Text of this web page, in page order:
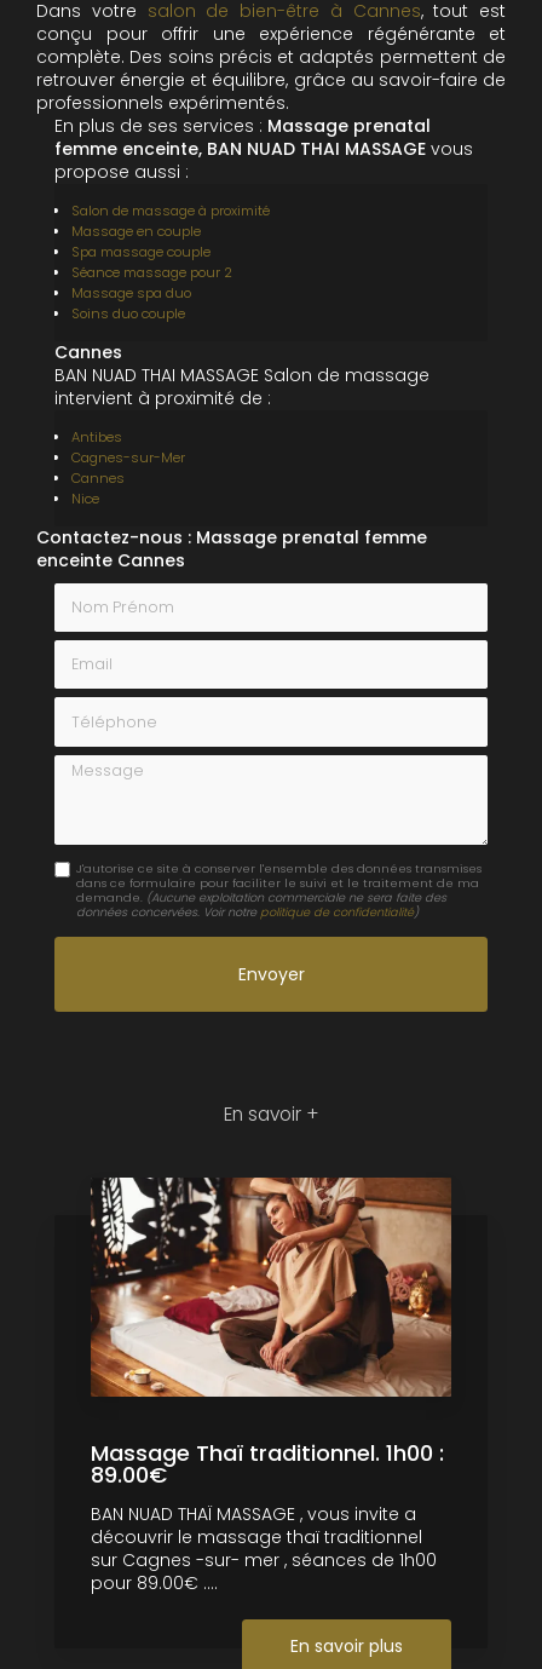
Dans votre salon de bien-être à Cannes, tout est
conçu pour offrir une expérience régénérante et
complète. Des soins précis et adaptés permettent de
retrouver énergie et équilibre, grâce au savoir-faire de
professionnels expérimentés.
En plus de ses services : Massage prenatal
femme enceinte, BAN NUAD THAI MASSAGE vous
propose aussi :
Salon de massage à proximité
Massage en couple
Spa massage couple
Séance massage pour 2
Massage spa duo
Soins duo couple
Cannes
BAN NUAD THAI MASSAGE Salon de massage
intervient à proximité de :
Antibes
Cagnes-sur-Mer
Cannes
Nice
Contactez-nous : Massage prenatal femme
enceinte Cannes
Nom Prénom
Email
Téléphone
Message
J'autorise ce site à conserver l'ensemble des données transmises
dans ce formulaire pour faciliter le suivi et le traitement de ma
demande. (Aucune exploitation commerciale ne sera faite des
données concervées. Voir notre politique de confidentialité)
En savoir +
Massage Thaï traditionnel. 1h00 :
89.00€
BAN NUAD THAÏ MASSAGE , vous invite a
découvrir le massage thaï traditionnel
sur Cagnes -sur- mer , séances de 1h00
pour 89.00€ ....
En savoir plus